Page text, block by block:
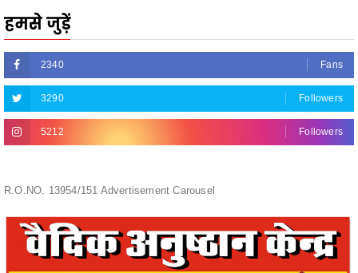
2340
3290 Followers
5212 Followers
R.O.NO. 13954/151 Advertisement Carousel